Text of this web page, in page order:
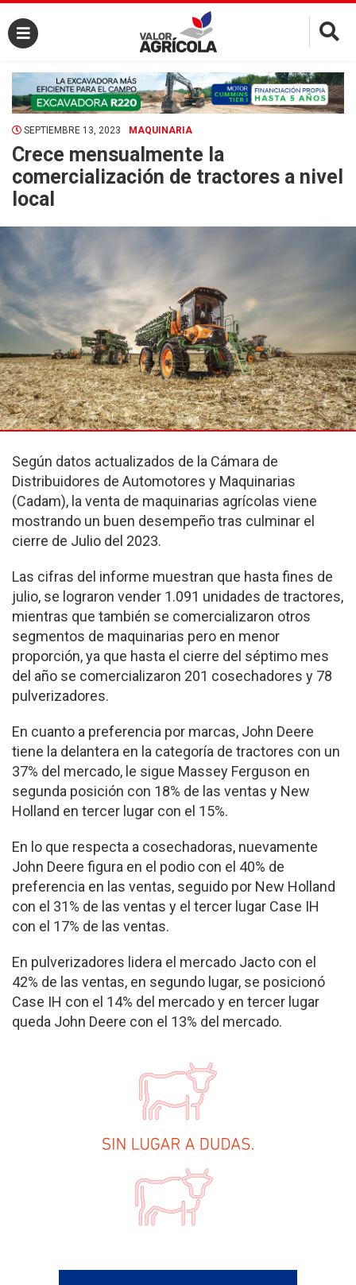
×
SEPTIEMBRE 13, 2023 MAQUINARIA
Crece mensualmente la
comercialización de tractores a nivel
local
Según datos actualizados de la Cámara de
Distribuidores de Automotores y Maquinarias
(Cadam), la venta de maquinarias agrícolas viene
mostrando un buen desempeño tras culminar el
cierre de Julio del 2023.
Las cifras del informe muestran que hasta fines de
julio, se lograron vender 1.091 unidades de tractores,
mientras que también se comercializaron otros
segmentos de maquinarias pero en menor
proporción, ya que hasta el cierre del séptimo mes
del año se comercializaron 201 cosechadores y 78
pulverizadores.
En cuanto a preferencia por marcas, John Deere
tiene la delantera en la categoría de tractores con un
37% del mercado, le sigue Massey Ferguson en
segunda posición con 18% de las ventas y New
Holland en tercer lugar con el 15%.
En lo que respecta a cosechadoras, nuevamente
John Deere figura en el podio con el 40% de
preferencia en las ventas, seguido por New Holland
con el 31% de las ventas y el tercer lugar Case IH
con el 17% de las ventas.
En pulverizadores lidera el mercado Jacto con el
42% de las ventas, en segundo lugar, se posicionó
Case IH con el 14% del mercado y en tercer lugar
queda John Deere con el 13% del mercado.